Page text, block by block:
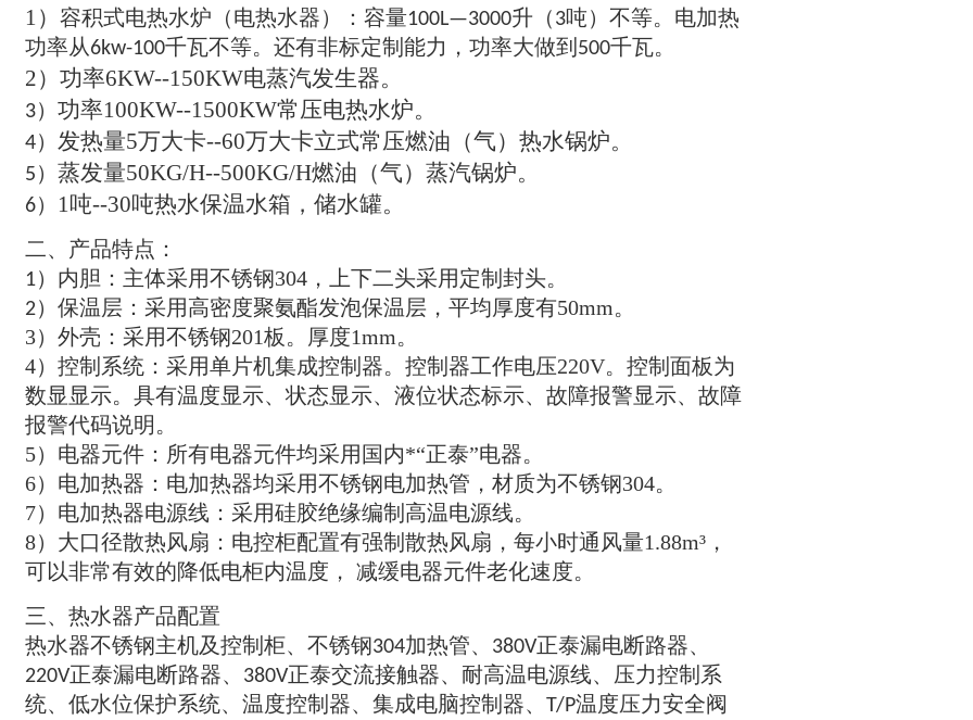
1） 容积式电热水炉 （电热水器）： 容量100L—3000升 （3吨 ） 不等。 电加热
功率从6kw-100千瓦不等。 还有非标定制能力 ， 功率大做到 500千瓦。
2） 功率6KW--150KW电蒸汽发生器。
3） 功率100KW--1500KW常压电热水炉。
4） 发热量5万大卡--60万大卡立式常压燃油 （气） 热水锅炉。
5） 蒸发量50KG/H--500KG/H燃油 （气） 蒸汽锅炉。
6） 1吨--30吨热水保温水箱 ， 储水罐。
二、 产品特点 ：
1） 内胆 ： 主体采用不锈钢304， 上下二头采用定制封头。
2） 保温层 ： 采用高密度聚氨酯发泡保温层 ， 平均厚度有50mm。
3） 外壳 ： 采用不锈钢201板。 厚度1mm。
4） 控制系统 ： 采用单片机集成控制器。 控制器工作电压220V。 控制面板为
数显显示。 具有温度显示、状态显示、 液位状态标示、 故障报警显示、 故障
报警代码说明 。
5） 电器元件 ： 所有电器元件均采用国内*“正泰”电器。
6） 电加热器 ： 电加热器均采用不锈钢电加热管 ， 材质为不锈钢304。
7） 电加热器电源线 ： 采用硅胶绝缘编制高温电源线。
8） 大口径散热风扇 ： 电控柜配置有强制散热风扇 ， 每小时通风量1.88m³，
可以非常有效的降低电柜内温度 ， 减缓电器元件老化速度。
三 、 热水器产品配置
热水器不锈钢主机及控制柜、 不锈钢304加热管、380V正泰漏电断路器、
220V正泰漏电断路器、380V正泰交流接触器、 耐高温电源线、 压力控制系
统、 低水位保护系统、 温度控制器、 集成电脑控制器、T/P温度压力安全阀